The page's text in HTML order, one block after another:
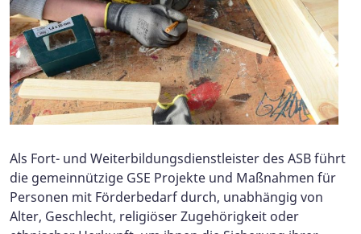
Als Fort- und Weiterbildungsdienstleister des ASB führt
die gemeinnützige GSE Projekte und Maßnahmen für
Personen mit Förderbedarf durch, unabhängig von
Alter, Geschlecht, religiöser Zugehörigkeit oder